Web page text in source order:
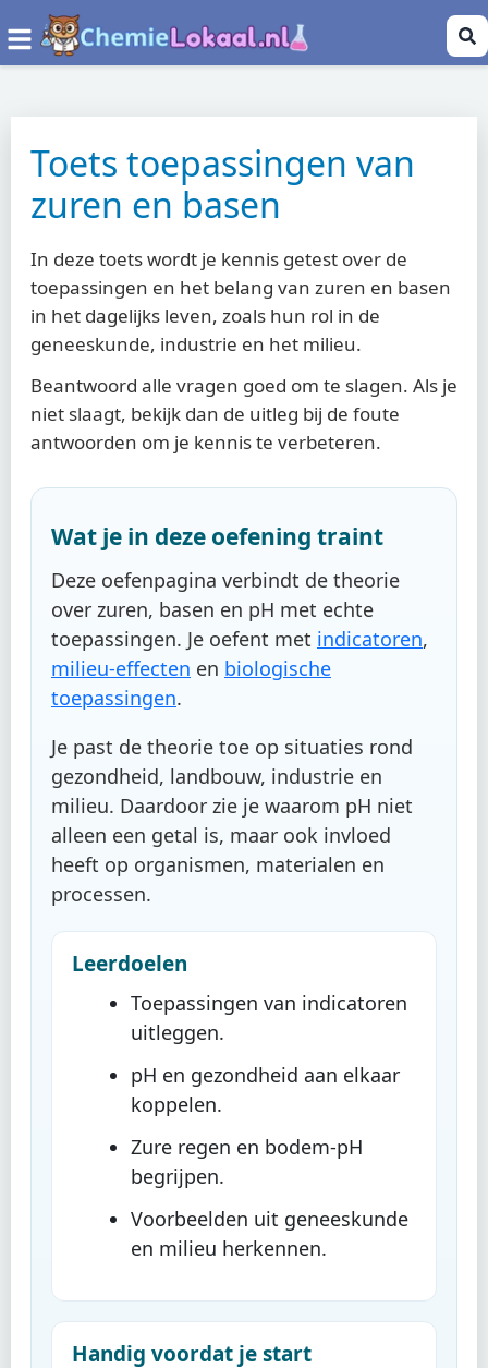
Toets toepassingen van
zuren en basen
In deze toets wordt je kennis getest over de
toepassingen en het belang van zuren en basen
in het dagelijks leven, zoals hun rol in de
geneeskunde, industrie en het milieu.
Beantwoord alle vragen goed om te slagen. Als je
niet slaagt, bekijk dan de uitleg bij de foute
antwoorden om je kennis te verbeteren.
Wat je in deze oefening traint
Deze oefenpagina verbindt de theorie
over zuren, basen en pH met echte
toepassingen. Je oefent met indicatoren,
milieu-effecten en biologische
toepassingen.
Je past de theorie toe op situaties rond
gezondheid, landbouw, industrie en
milieu. Daardoor zie je waarom pH niet
alleen een getal is, maar ook invloed
heeft op organismen, materialen en
processen.
Leerdoelen
Toepassingen van indicatoren
uitleggen.
pH en gezondheid aan elkaar
koppelen.
Zure regen en bodem-pH
begrijpen.
Voorbeelden uit geneeskunde
en milieu herkennen.
Handig voordat je start